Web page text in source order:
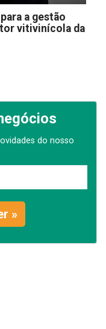
a gestão
vitivinícola da
do nosso
»